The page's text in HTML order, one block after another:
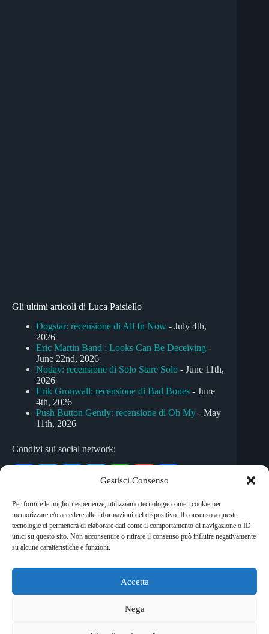
Gestisci Consenso
Per fornire le migliori esperienze, utilizziamo tecnologie come i cookie per
memorizzare e/o accedere alle informazioni del dispositivo. Il consenso a queste
tecnologie ci permetterà di elaborare dati come il comportamento di navigazione o ID
unici su questo sito. Non acconsentire o ritirare il consenso può influire negativamente
su alcune caratteristiche e funzioni.
Accetta
Nega
Gli ultimi articoli di Luca Paisiello
Dogstar: recensione di All In Now - July 4th,
2026
Eric Martin Band : Looks Can Be Deceiving -
June 22nd, 2026
Noday: recensione di Solo Stare Solo - June 11th,
2026
Erik Gronwall: recensione di Bad Bones - June
4th, 2026
Push Button Gently: recensione di Oh My - May
11th, 2026
Condivi sui social network:
bo
ok
tte
r
se
ng
er
Te
gr
a
m
W
ts
A
G
ail di
vi
Tag
#canzone d'autore #Francesca Celiberto #pop
Copyright © 2026 RockShock - © Massimo Garofalo. C.F.
GRFMSM65R24A662Q. Qualsiasi tipo di riproduzione è
vietata se non preventivamente autorizzata. RockShock non